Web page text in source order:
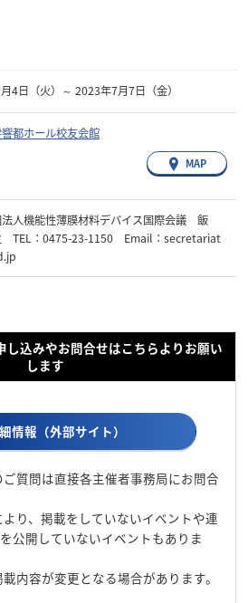
4日（火）～ 2023年7月7日（金）
都ホール校友会館
MAP
人機能性薄膜材料デバイス国際会議 飯
：0475-23-1150 Email：secretariat
し込みやお問合せはこちらよりお願い
します
情報（外部サイト）
質問は直接各主催者事務局にお問合
り、掲載をしていないイベントや連
公開していないイベントもありま
内容が変更となる場合があります。